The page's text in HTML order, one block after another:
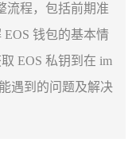
流程，包括前期准
钱包的基本情
EOS 私钥到在 im
遇到的问题及解决